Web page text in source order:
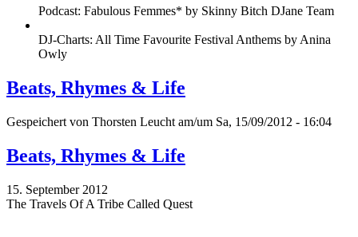
Podcast: Fabulous Femmes* by Skinny Bitch DJane Team
DJ-Charts: All Time Favourite Festival Anthems by Anina
Owly
Beats, Rhymes & Life
Gespeichert von Thorsten Leucht am/um Sa, 15/09/2012 - 16:04
Beats, Rhymes & Life
15. September 2012
The Travels Of A Tribe Called Quest